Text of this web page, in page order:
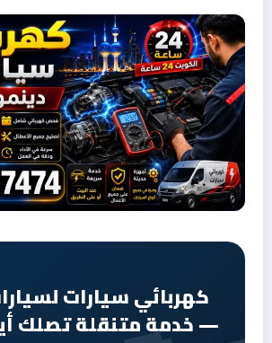
كهربائي سيارات
— خدمة متنقلة تصلك